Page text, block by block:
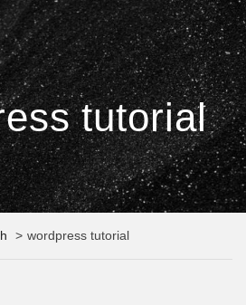
tutorial
wordpress tutorial